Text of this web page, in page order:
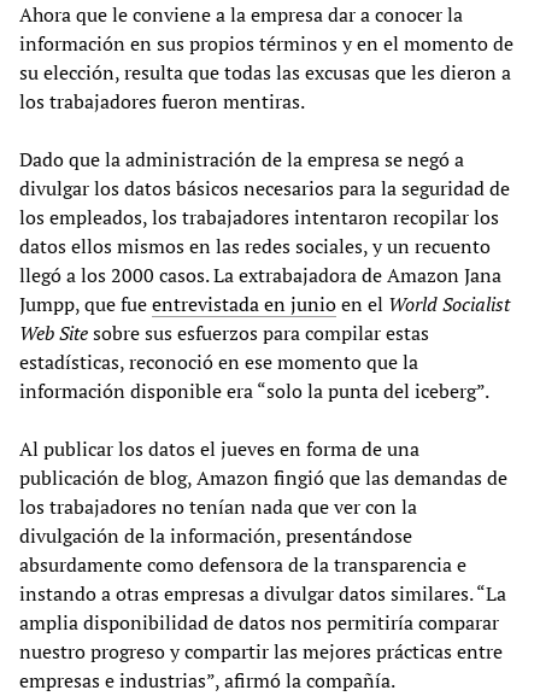
Ahora que le conviene a la empresa dar a conocer la
información en sus propios términos y en el momento de
su elección, resulta que todas las excusas que les dieron a
los trabajadores fueron mentiras.
Dado que la administración de la empresa se negó a
divulgar los datos básicos necesarios para la seguridad de
los empleados, los trabajadores intentaron recopilar los
datos ellos mismos en las redes sociales, y un recuento
llegó a los 2000 casos. La extrabajadora de Amazon Jana
Jumpp, que fueentrevistada en junioen el World Socialist
Web Sitesobre sus esfuerzos para compilar estas
estadísticas, reconoció en ese momento que la
información disponible era “solo la punta del iceberg”.
Al publicar los datos el jueves en forma de una
publicación de blog, Amazon fingió que las demandas de
los trabajadores no tenían nada que ver con la
divulgación de la información, presentándose
absurdamente como defensora de la transparencia e
instando a otras empresas a divulgar datos similares. “La
amplia disponibilidad de datos nos permitiría comparar
nuestro progreso y compartir las mejores prácticas entre
empresas e industrias”, afirmó la compañía.